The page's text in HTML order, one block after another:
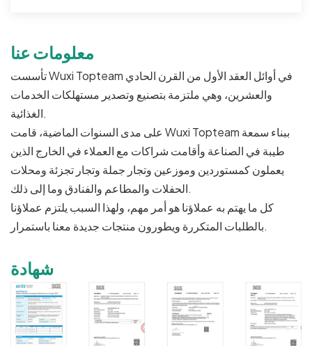
معلومات عنا
تأسست Wuxi Topteam في أوائل العقد الأول من القرن الحادي
والعشرين، وهي ملتزمة بتصنيع وتصدير مستهلكات الخدمات
الغذائية.
على مدى السنوات الماضية، قامت Wuxi Topteam ببناء سمعة
طيبة في الصناعة وأقامت شراكات مع العملاء في الخارج الذين
يعملون كمستوردين وموزعين وتجار جملة وتجار تجزئة ومحلات
الحفلات والمطاعم والفنادق وما إلى ذلك.
كل ما يهتم به عملاؤنا هو أمر مهم، ولهذا السبب يلتزم عملاؤنا
بالطلبات المتكررة ويطورون منتجات جديدة معنا باستمرار.
شهادة